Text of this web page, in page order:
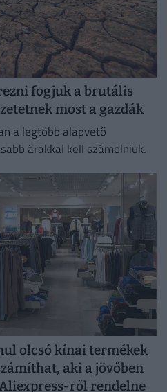
fogjuk a brutális
most a gazdák
a legtöbb alapvető
árakkal kell számolniuk.
olcsó kínai termékek
aki a jövőben
ről rendelne